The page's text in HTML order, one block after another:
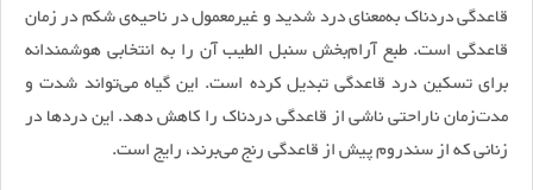
قاعدگی دردناک به‌معنای درد شدید و غیرمعمول در ناحیه‌ی شکم در زمان
قاعدگی است. طبع آرام‌بخش سنبل الطیب آن را به انتخابی هوشمندانه
برای تسکین درد قاعدگی تبدیل کرده است. این گیاه می‌تواند شدت و
مدت‌زمان ناراحتی ناشی از قاعدگی دردناک را کاهش دهد. این دردها در
زنانی که از سندروم پیش از قاعدگی رنج می‌برند، رایج است.